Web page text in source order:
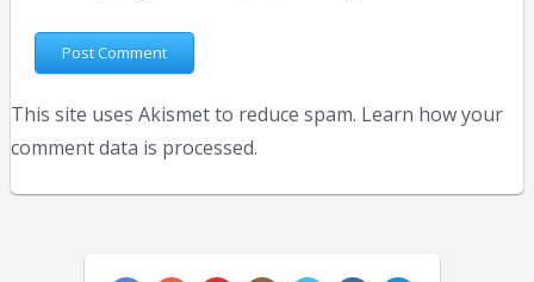
This site uses Akismet to reduce spam. Learn how your
comment data is processed.